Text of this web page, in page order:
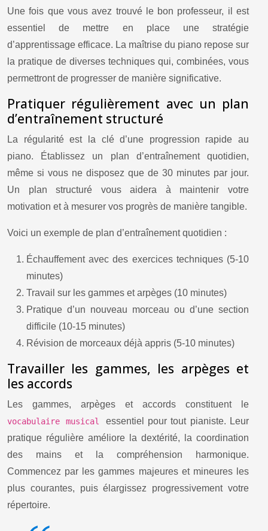
Une fois que vous avez trouvé le bon professeur, il est
essentiel de mettre en place une stratégie
d’apprentissage efficace. La maîtrise du piano repose sur
la pratique de diverses techniques qui, combinées, vous
permettront de progresser de manière significative.
Pratiquer régulièrement avec un plan
d’entraînement structuré
La régularité est la clé d’une progression rapide au
piano. Établissez un plan d’entraînement quotidien,
même si vous ne disposez que de 30 minutes par jour.
Un plan structuré vous aidera à maintenir votre
motivation et à mesurer vos progrès de manière tangible.
Voici un exemple de plan d’entraînement quotidien :
Échauffement avec des exercices techniques (5-10
minutes)
Travail sur les gammes et arpèges (10 minutes)
Pratique d’un nouveau morceau ou d’une section
difficile (10-15 minutes)
Révision de morceaux déjà appris (5-10 minutes)
Travailler les gammes, les arpèges et
les accords
Les gammes, arpèges et accords constituent le
vocabulaire musical essentiel pour tout pianiste. Leur
pratique régulière améliore la dextérité, la coordination
des mains et la compréhension harmonique.
Commencez par les gammes majeures et mineures les
plus courantes, puis élargissez progressivement votre
répertoire.